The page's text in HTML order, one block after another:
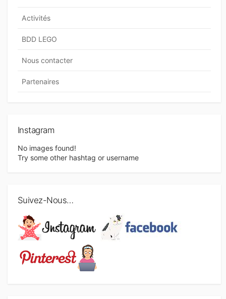
Activités
BDD LEGO
Nous contacter
Partenaires
Instagram
No images found!
Try some other hashtag or username
Suivez-Nous…